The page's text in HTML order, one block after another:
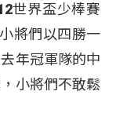
世界盃少棒賽
將們以四勝一
年冠軍隊的中
小將們不敢鬆